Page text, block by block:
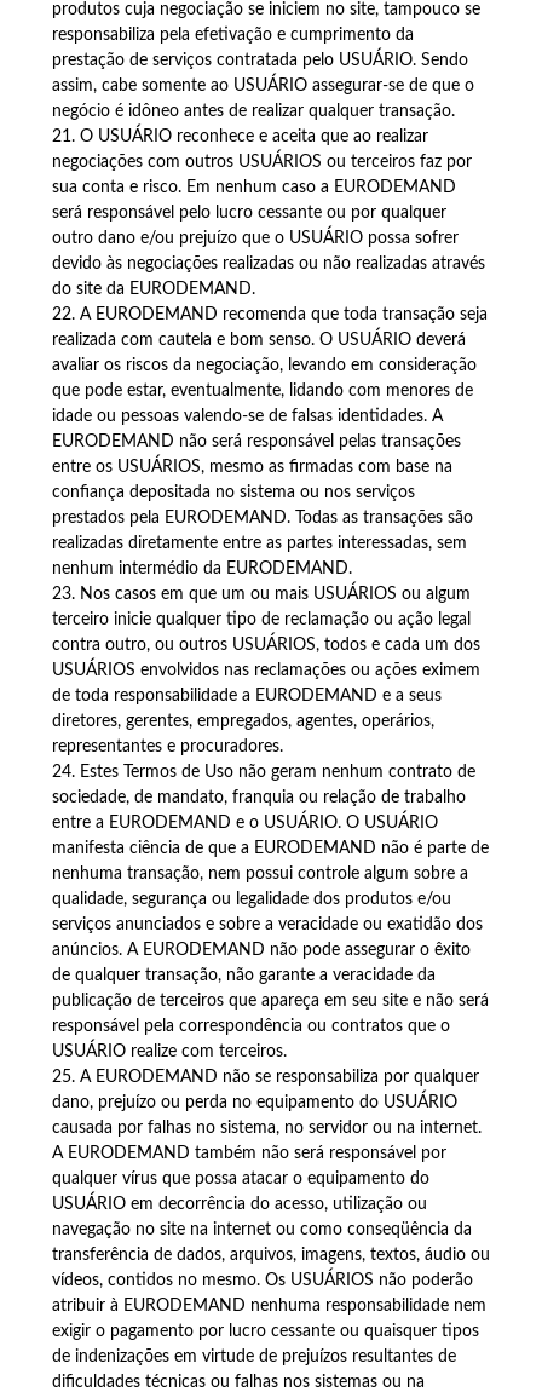
produtos cuja negociação se iniciem no site, tampouco se
responsabiliza pela efetivação e cumprimento da
prestação de serviços contratada pelo USUÁRIO. Sendo
assim, cabe somente ao USUÁRIO assegurar-se de que o
negócio é idôneo antes de realizar qualquer transação.
21. O USUÁRIO reconhece e aceita que ao realizar
negociações com outros USUÁRIOS ou terceiros faz por
sua conta e risco. Em nenhum caso a EURODEMAND
será responsável pelo lucro cessante ou por qualquer
outro dano e/ou prejuízo que o USUÁRIO possa sofrer
devido às negociações realizadas ou não realizadas através
do site da EURODEMAND.
22. A EURODEMAND recomenda que toda transação seja
realizada com cautela e bom senso. O USUÁRIO deverá
avaliar os riscos da negociação, levando em consideração
que pode estar, eventualmente, lidando com menores de
idade ou pessoas valendo-se de falsas identidades. A
EURODEMAND não será responsável pelas transações
entre os USUÁRIOS, mesmo as firmadas com base na
confiança depositada no sistema ou nos serviços
prestados pela EURODEMAND. Todas as transações são
realizadas diretamente entre as partes interessadas, sem
nenhum intermédio da EURODEMAND.
23. Nos casos em que um ou mais USUÁRIOS ou algum
terceiro inicie qualquer tipo de reclamação ou ação legal
contra outro, ou outros USUÁRIOS, todos e cada um dos
USUÁRIOS envolvidos nas reclamações ou ações eximem
de toda responsabilidade a EURODEMAND e a seus
diretores, gerentes, empregados, agentes, operários,
representantes e procuradores.
24. Estes Termos de Uso não geram nenhum contrato de
sociedade, de mandato, franquia ou relação de trabalho
entre a EURODEMAND e o USUÁRIO. O USUÁRIO
manifesta ciência de que a EURODEMAND não é parte de
nenhuma transação, nem possui controle algum sobre a
qualidade, segurança ou legalidade dos produtos e/ou
serviços anunciados e sobre a veracidade ou exatidão dos
anúncios. A EURODEMAND não pode assegurar o êxito
de qualquer transação, não garante a veracidade da
publicação de terceiros que apareça em seu site e não será
responsável pela correspondência ou contratos que o
USUÁRIO realize com terceiros.
25. A EURODEMAND não se responsabiliza por qualquer
dano, prejuízo ou perda no equipamento do USUÁRIO
causada por falhas no sistema, no servidor ou na internet.
A EURODEMAND também não será responsável por
qualquer vírus que possa atacar o equipamento do
USUÁRIO em decorrência do acesso, utilização ou
navegação no site na internet ou como conseqüência da
transferência de dados, arquivos, imagens, textos, áudio ou
vídeos, contidos no mesmo. Os USUÁRIOS não poderão
atribuir à EURODEMAND nenhuma responsabilidade nem
exigir o pagamento por lucro cessante ou quaisquer tipos
de indenizações em virtude de prejuízos resultantes de
dificuldades técnicas ou falhas nos sistemas ou na